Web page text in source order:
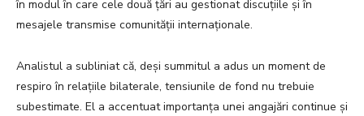
în modul în care cele două țări au gestionat discuțiile și în
mesajele transmise comunității internaționale.
Analistul a subliniat că, deși summitul a adus un moment de
respiro în relațiile bilaterale, tensiunile de fond nu trebuie
subestimate. El a accentuat importanța unei angajări continue și